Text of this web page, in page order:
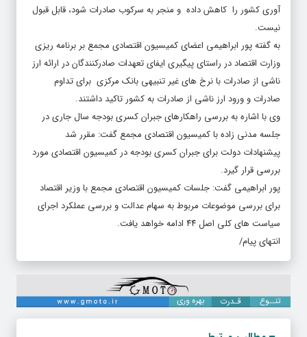
آوری کشور را کاهش داده و منجر به سرکوب صادرات شود، قابل قبول
نیست.
به گفته پور ابراهیمی اعضای کمیسیون اقتصادی مجمع بر برنامه ریزی
وزارت اقتصاد در راستای پیگیری ایفای تعهدات صادرکنندگان در ارائه ارز
ناشی از صادرات با نرخ های غیر تنبیهی بانک مرکزی برای تداوم
صادرات و ورود ارز ناشی از صادرات به کشور تاکید داشتند.
وی با اشاره به بررسی راهکارهای جبران کسری بودجه سال جاری در
جلسه مدنی زاده با کمیسیون اقتصادی مجمع گفت: مقرر شد
پیشنهادات دولت برای جبران کسری بودجه در کمیسیون اقتصادی مورد
بررسی قرار گیرد.
پور ابراهیمی گفت: جلسات کمیسیون اقتصادی مجمع با وزیر اقتصاد
برای بررسی موضوعات مربوط به سهام عدالت و بررسی عملکرد اجرای
سیاست های کلی اصل ۴۴ ادامه خواهد یافت.
انتهای پیام/